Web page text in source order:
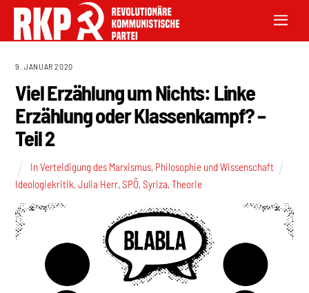
9. JANUAR 2020
Viel Erzählung um Nichts: Linke
Erzählung oder Klassenkampf? –
Teil 2
In Verteidigung des Marxismus, Philosophie und Wissenschaft
Ideologiekritik,Julia Herr,SPÖ,Syriza,Theorie